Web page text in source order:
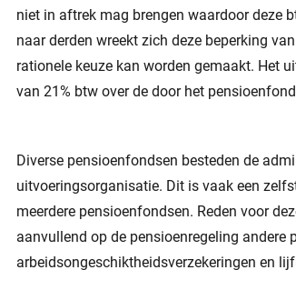
niet in aftrek mag brengen waardoor deze
naar derden wreekt zich deze beperking
rationele keuze kan worden gemaakt. Het
van 21% btw over de door het
Diverse pensioenfondsen besteden de
uitvoeringsorganisatie. Dit is vaak een
meerdere pensioenfondsen. Reden voor
aanvullend op de pensioenregeling andere
arbeidsongeschiktheidsverzekeringen en